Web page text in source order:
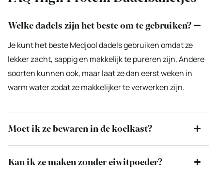
Welke dadels zijn het beste om te gebruiken?
Je kunt het beste Medjool dadels gebruiken omdat ze
lekker zacht, sappig en makkelijk te pureren zijn. Andere
soorten kunnen ook, maar laat ze dan eerst weken in
warm water zodat ze makkelijker te verwerken zijn.
Moet ik ze bewaren in de koelkast?
Kan ik ze maken zonder eiwitpoeder?